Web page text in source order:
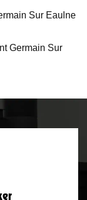
Sur Eaulne
Germain Sur